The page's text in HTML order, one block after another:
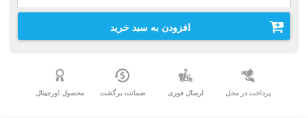
افزودن به سبد خرید
پرداخت در محل ارسال فوری ضمانت برگشت محصول اورجینال